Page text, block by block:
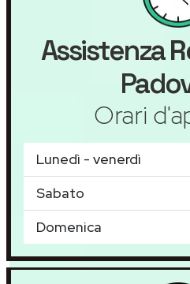
Assistenza
Orari
Lunedì - venerdì
Sabato
Domenica